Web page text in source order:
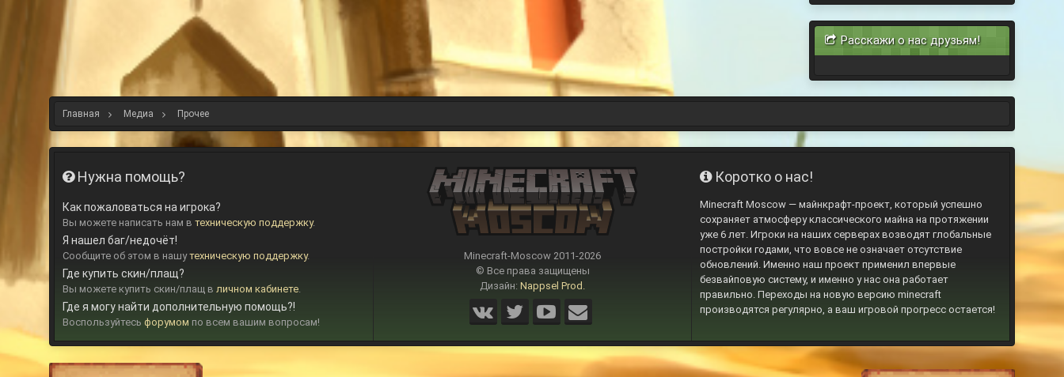
Расскажи о нас друзьям!
Главная Медиа Прочее
Нужна помощь?
Как пожаловаться на игрока?
Вы можете написать нам в техническую поддержку.
Я нашел баг/недочёт!
Сообщите об этом в нашутехническую поддержку.
Где купить скин/плащ?
Вы можете купить скин/плащ в личном кабинете.
Где я могу найти дополнительную помощь?!
Воспользуйтесь форумом по всем вашим вопросам!
Minecraft-Moscow 2011-2026
© Все права защищены
Дизайн: Nappsel Prod.
Коротко о нас!
Minecraft Moscow — майнкрафт-проект, который успешно
сохраняет атмосферу классического майна на протяжении
уже 6 лет. Игроки на наших серверах возводят глобальные
постройки годами, что вовсе не означает отсутствие
обновлений. Именно наш проект применил впервые
безвайповую систему, и именно у нас она работает
правильно. Переходы на новую версию minecraft
производятся регулярно, а ваш игровой прогресс остается!